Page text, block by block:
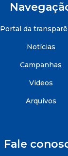
Portal da
Notícias
Campanhas
Videos
Arquivos
Fale